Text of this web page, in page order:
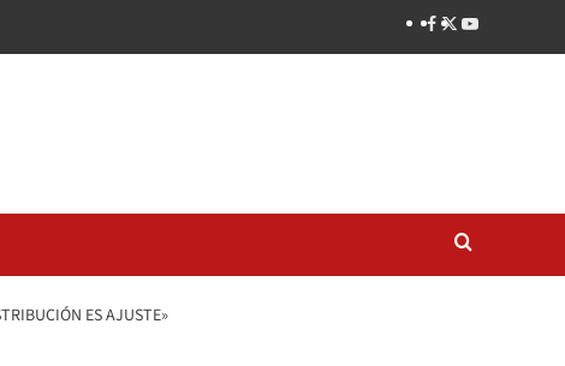
ES AJUSTE»